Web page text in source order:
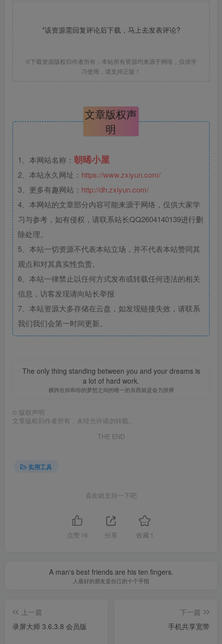
*该资源需回复评论后下载，马上去发表评论?
©下载资源版权归作者所有；本站所有资源均来源于网络，仅供学
习使用，请支持正版！
文章版权声
明
1、本网站名称： 朝晞小屋
2、本站永久网址： https://www.zxiyun.com/
3、更多有趣网站： http://dh.zxiyun.com/
4、本网站的文章部分内容可能来源于网络，仅供大家学
习与参考，如有侵权，请联系站长QQ2604140139进行删
除处理。
5、本站一切资源不代表本站立场，并不代表本站赞同其
观点和对其真实性负责。
6、本站一律禁止以任何方式发布或转载任何违法的相关
信息，访客发现请向站长举报
7、本站资源大多存储在云盘，如发现链接失效，请联系
我们我们会第一时间更新。
The only thing standing between you and your dreams is
a lot of hard work.
横跨在你和你的梦想之间的唯一的东西就是奋力拼搏
© 版权声明
文章版权归作者所有，未经允许请勿转载。
THE END
实用工具
喜欢就支持一下吧
点赞 16 分享 收藏 1
A man's best friends are his ten fingers.
人最好的朋友是自己的十个手指
上一篇
录屏大师 3.6.3.8 会员版
下一篇
手机共享宽带